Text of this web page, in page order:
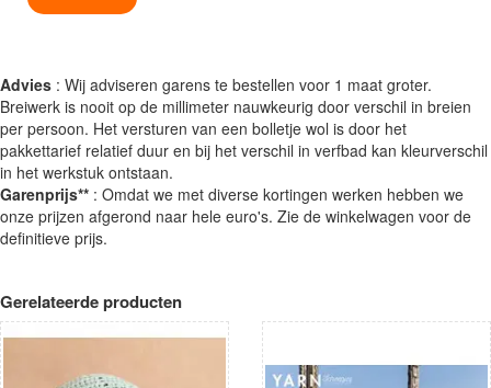
Advies : Wij adviseren garens te bestellen voor 1 maat groter.
Breiwerk is nooit op de millimeter nauwkeurig door verschil in breien
per persoon. Het versturen van een bolletje wol is door het
pakkettarief relatief duur en bij het verschil in verfbad kan kleurverschil
in het werkstuk ontstaan.
Garenprijs** : Omdat we met diverse kortingen werken hebben we
onze prijzen afgerond naar hele euro's. Zie de winkelwagen voor de
definitieve prijs.
Gerelateerde producten